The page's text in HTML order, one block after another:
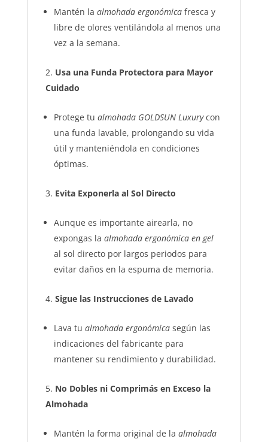
Mantén la almohada ergonómicafresca y
libre de olores ventilándola al menos una
vez a la semana.
Usa una Funda Protectora para Mayor
Cuidado
Protege tu almohada GOLDSUN Luxurycon
una funda lavable, prolongando su vida
útil y manteniéndola en condiciones
óptimas.
Evita Exponerla al Sol Directo
Aunque es importante airearla, no
expongas la almohada ergonómica en gel
al sol directo por largos periodos para
evitar daños en la espuma de memoria.
Sigue las Instrucciones de Lavado
Lava tu almohada ergonómicasegún las
indicaciones del fabricante para
mantener su rendimiento y durabilidad.
No Dobles ni Comprimás en Exceso la
Almohada
Mantén la forma original de la almohada